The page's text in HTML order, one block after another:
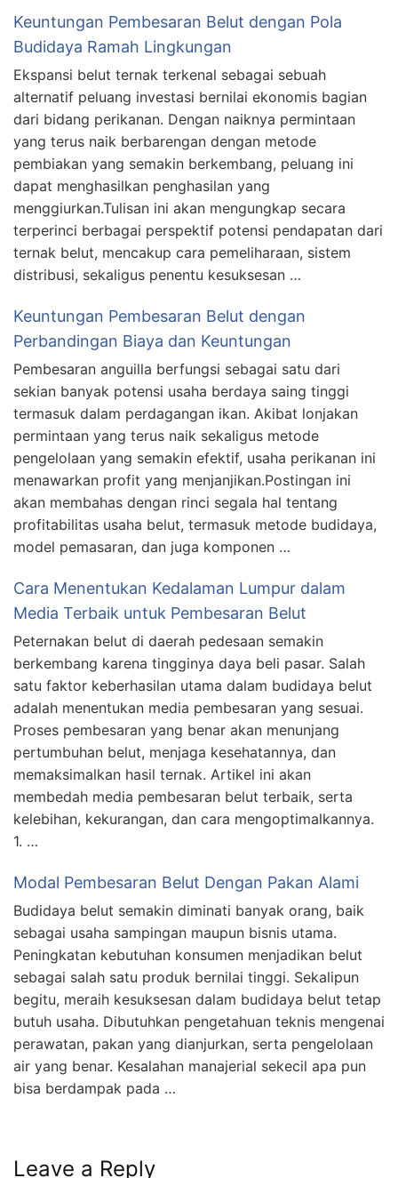
Keuntungan Pembesaran Belut dengan Pola
Budidaya Ramah Lingkungan
Ekspansi belut ternak terkenal sebagai sebuah
alternatif peluang investasi bernilai ekonomis bagian
dari bidang perikanan. Dengan naiknya permintaan
yang terus naik berbarengan dengan metode
pembiakan yang semakin berkembang, peluang ini
dapat menghasilkan penghasilan yang
menggiurkan.Tulisan ini akan mengungkap secara
terperinci berbagai perspektif potensi pendapatan dari
ternak belut, mencakup cara pemeliharaan, sistem
distribusi, sekaligus penentu kesuksesan …
Keuntungan Pembesaran Belut dengan
Perbandingan Biaya dan Keuntungan
Pembesaran anguilla berfungsi sebagai satu dari
sekian banyak potensi usaha berdaya saing tinggi
termasuk dalam perdagangan ikan. Akibat lonjakan
permintaan yang terus naik sekaligus metode
pengelolaan yang semakin efektif, usaha perikanan ini
menawarkan profit yang menjanjikan.Postingan ini
akan membahas dengan rinci segala hal tentang
profitabilitas usaha belut, termasuk metode budidaya,
model pemasaran, dan juga komponen …
Cara Menentukan Kedalaman Lumpur dalam
Media Terbaik untuk Pembesaran Belut
Peternakan belut di daerah pedesaan semakin
berkembang karena tingginya daya beli pasar. Salah
satu faktor keberhasilan utama dalam budidaya belut
adalah menentukan media pembesaran yang sesuai.
Proses pembesaran yang benar akan menunjang
pertumbuhan belut, menjaga kesehatannya, dan
memaksimalkan hasil ternak. Artikel ini akan
membedah media pembesaran belut terbaik, serta
kelebihan, kekurangan, dan cara mengoptimalkannya.
1. …
Modal Pembesaran Belut Dengan Pakan Alami
Budidaya belut semakin diminati banyak orang, baik
sebagai usaha sampingan maupun bisnis utama.
Peningkatan kebutuhan konsumen menjadikan belut
sebagai salah satu produk bernilai tinggi. Sekalipun
begitu, meraih kesuksesan dalam budidaya belut tetap
butuh usaha. Dibutuhkan pengetahuan teknis mengenai
perawatan, pakan yang dianjurkan, serta pengelolaan
air yang benar. Kesalahan manajerial sekecil apa pun
bisa berdampak pada …
Leave a Reply